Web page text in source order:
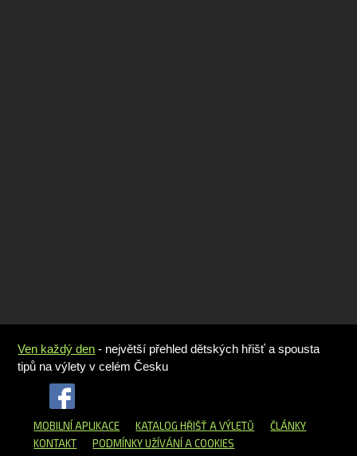
Ven každý den - největší přehled dětských hřišť a spousta
tipů na výlety v celém Česku
MOBILNÍ APLIKACE KATALOG HŘIŠŤA VÝLETŮ
ČLÁNKY
KONTAKT
PODMÍNKY UŽÍVÁNÍ A COOKIES